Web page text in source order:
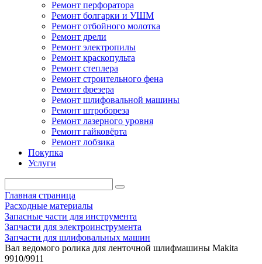
Ремонт перфоратора
Ремонт болгарки и УШМ
Ремонт отбойного молотка
Ремонт дрели
Ремонт электропилы
Ремонт краскопульта
Ремонт степлера
Ремонт строительного фена
Ремонт фрезера
Ремонт шлифовальной машины
Ремонт штробореза
Ремонт лазерного уровня
Ремонт гайковёрта
Ремонт лобзика
Покупка
Услуги
Главная страница
Расходные материалы
Запасные части для инструмента
Запчасти для электроинструмента
Запчасти для шлифовальных машин
Вал ведомого ролика для ленточной шлифмашины Makita
9910/9911